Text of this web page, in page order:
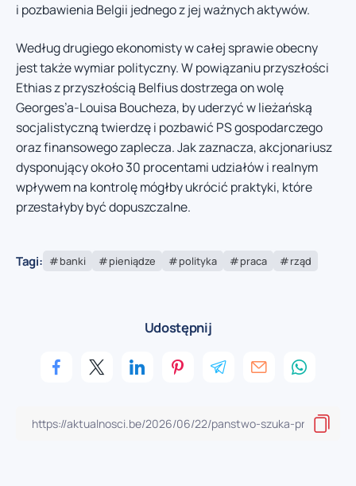
i pozbawienia Belgii jednego z jej ważnych aktywów.
Według drugiego ekonomisty w całej sprawie obecny
jest także wymiar polityczny. W powiązaniu przyszłości
Ethias z przyszłością Belfius dostrzega on wolę
Georges’a-Louisa Boucheza, by uderzyć w lieżańską
socjalistyczną twierdzę i pozbawić PS gospodarczego
oraz finansowego zaplecza. Jak zaznacza, akcjonariusz
dysponujący około 30 procentami udziałów i realnym
wpływem na kontrolę mógłby ukrócić praktyki, które
przestałyby być dopuszczalne.
Tagi: banki pieniądze polityka praca rząd
Udostępnij